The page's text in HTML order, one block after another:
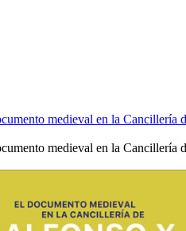
medieval en la Cancillería
medieval en la Cancillería